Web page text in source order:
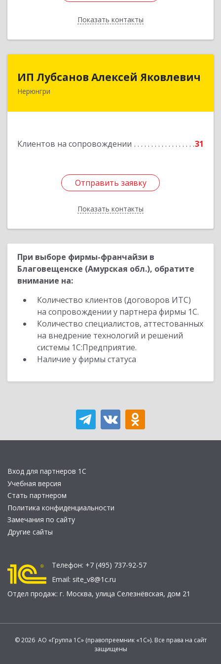
Показать контакты
Назад
ИП Лубсанов Алексей Яковлевич
Нерюнгри
Клиентов на сопровождении 31
Отправить заявку
Показать контакты
ИП Лубсанов Алексей Яковлевич
675002, Амурская область, г. Благовещенск, ул.
Отправить заявку
Назад
При выборе фирмы-франчайзи в
Благовещенске (Амурская обл.), обратите
внимание на:
Количество клиентов (договоров ИТС)
на сопровождении у партнера фирмы 1С.
Количество специалистов, аттестованных
на внедрение технологий и решений
системы 1С:Предприятие.
Наличие у фирмы статуса
Вход для партнеров 1С
Учебная версия
Стать партнером
Политика конфиденциальности
Замечания по сайту
Другие сайты
Телефон: +7 (495) 737-92-57
Email: site_v8@1c.ru
Отдел продаж: г. Москва, улица Селезнёвская, дом 21
© 2026 АО «Группа 1С» (правопреемник «1С»). Все права на сайт
защищены